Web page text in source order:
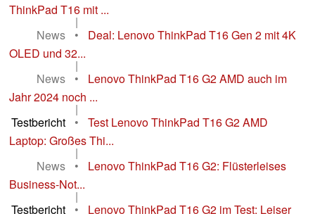
ThinkPad T16 mit ...
|
News
•
Deal: Lenovo ThinkPad T16 Gen 2 mit 4K
OLED und 32...
|
News
•
Lenovo ThinkPad T16 G2 AMD auch im
Jahr 2024 noch ...
|
Testbericht
•
Test Lenovo ThinkPad T16 G2 AMD
Laptop: Großes Thi...
|
News
•
Lenovo ThinkPad T16 G2: Flüsterleises
Business-Not...
|
Testbericht
•
Lenovo ThinkPad T16 G2 im Test: Leiser